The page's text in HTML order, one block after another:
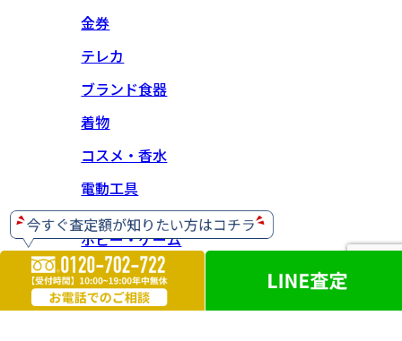
金券
テレカ
ブランド食器
着物
コスメ・香水
電動工具
ホビー・ゲーム
楽器
お酒